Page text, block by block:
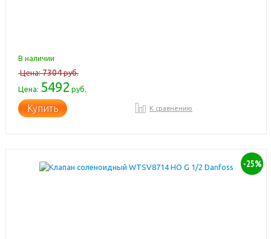
В наличии
Цена:7304руб.
Цена: 5492 руб.
Купить К сравнению
-25%